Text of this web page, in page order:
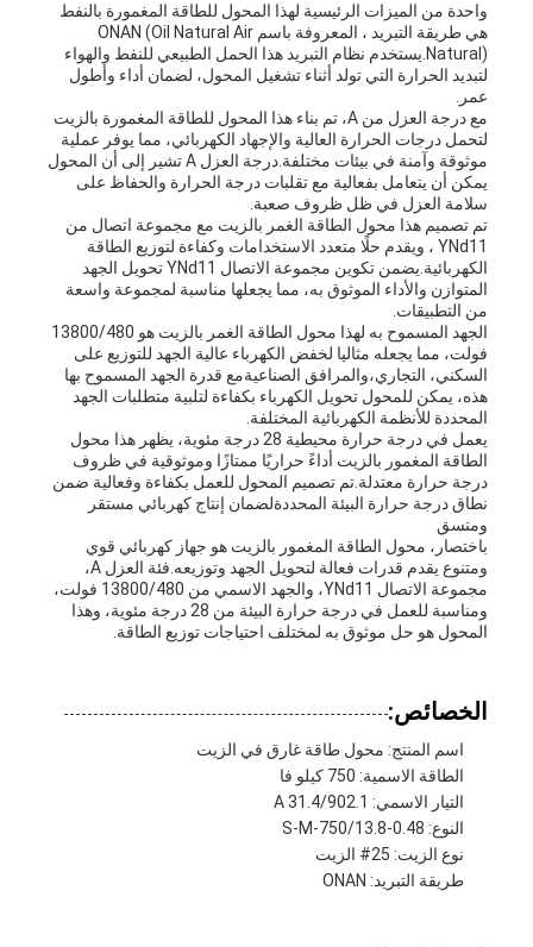
واحدة من الميزات الرئيسية لهذا المحول للطاقة المغمورة بالنفط
هي طريقة التبريد ، المعروفة باسم ONAN (Oil Natural Air
Natural).يستخدم نظام التبريد هذا الحمل الطبيعي للنفط والهواء
لتبديد الحرارة التي تولد أثناء تشغيل المحول، لضمان أداء وأطول
عمر.
مع درجة العزل من A، تم بناء هذا المحول للطاقة المغمورة بالزيت
لتحمل درجات الحرارة العالية والإجهاد الكهربائي، مما يوفر عملية
موثوقة وآمنة في بيئات مختلفة.درجة العزل A تشير إلى أن المحول
يمكن أن يتعامل بفعالية مع تقلبات درجة الحرارة والحفاظ على
سلامة العزل في ظل ظروف صعبة.
تم تصميم هذا محول الطاقة الغمر بالزيت مع مجموعة اتصال من
YNd11 ، ويقدم حلًا متعدد الاستخدامات وكفاءة لتوزيع الطاقة
الكهربائية.يضمن تكوين مجموعة الاتصال YNd11 تحويل الجهد
المتوازن والأداء الموثوق به، مما يجعلها مناسبة لمجموعة واسعة
من التطبيقات.
الجهد المسموح به لهذا محول الطاقة الغمر بالزيت هو 13800/480
فولت، مما يجعله مثاليا لخفض الكهرباء عالية الجهد للتوزيع على
السكني، التجاري،والمرافق الصناعيةمع قدرة الجهد المسموح بها
هذه، يمكن للمحول تحويل الكهرباء بكفاءة لتلبية متطلبات الجهد
المحددة للأنظمة الكهربائية المختلفة.
يعمل في درجة حرارة محيطية 28 درجة مئوية، يظهر هذا محول
الطاقة المغمور بالزيت أداءً حراريًا ممتازًا وموثوقية في ظروف
درجة حرارة معتدلة.تم تصميم المحول للعمل بكفاءة وفعالية ضمن
نطاق درجة حرارة البيئة المحددةلضمان إنتاج كهربائي مستقر
ومتسق
باختصار، محول الطاقة المغمور بالزيت هو جهاز كهربائي قوي
ومتنوع يقدم قدرات فعالة لتحويل الجهد وتوزيعه.فئة العزل A،
مجموعة الاتصال YNd11، والجهد الاسمي من 13800/480 فولت،
ومناسبة للعمل في درجة حرارة البيئة من 28 درجة مئوية، وهذا
المحول هو حل موثوق به لمختلف احتياجات توزيع الطاقة.
الخصائص:
اسم المنتج: محول طاقة غارق في الزيت
الطاقة الاسمية: 750 كيلو فا
التيار الاسمي: 31.4/902.1 A
النوع: S-M-750/13.8-0.48
نوع الزيت: 25# الزيت
طريقة التبريد: ONAN